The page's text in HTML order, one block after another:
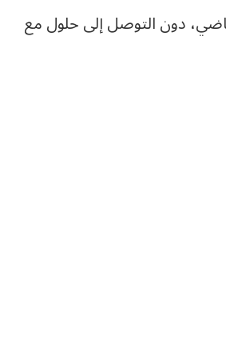
دون التوصل إلى حلول مع